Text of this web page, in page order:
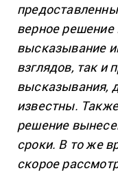
верное
высказывание
взглядов, так и
высказывания,
известны.
решение
сроки. В то же
скорое